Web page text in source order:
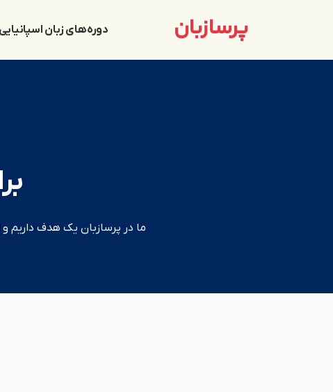
پرسازبان دوره‌های زبان اسپانیایی
ما در پرسازبان یک هدف